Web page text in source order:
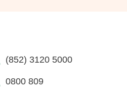
(852) 3120 5000
0800 809